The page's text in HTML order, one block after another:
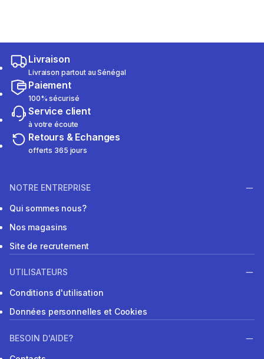
Livraison
Livraison partout au Sénégal
Paiement
100% sécurisé
Service client
à votre écoute
Retours & Echanges
offerts 365 jours
NOTRE ENTREPRISE
Qui sommes nous?
Nos magasins
Site de recrutement
UTILISATEURS
Conditions d'utilisation
Données personnelles et Cookies
BESOIN D'AIDE?